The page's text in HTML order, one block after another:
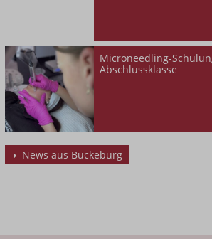
Microneedling-
Abschlussklasse
News aus Bückeburg